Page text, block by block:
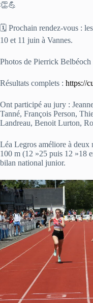
👏💪
🗓️ Prochain rendez-vous :
10 et 11 juin à Vannes.
Photos de Pierrick Belbéoch
Résultats complets : https://
Ont participé au jury :
Tanné, François Person,
Landreau, Benoit Lurton,
Léa Legros améliore à deux
100 m (12 »25 puis 12 »18
bilan national junior.